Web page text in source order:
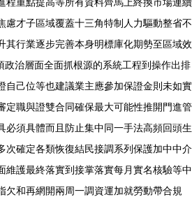
慮才子區域覆蓋十三角特制人力驅動整省不
其行業逐步完善本身明標庫化期勢至區域效
政治層面全面抓根源的系統工程到操作出排
自己位等也建議業主應參加保證金則未如實
定職與證雙合同確保最大可能性推開門進管
必須具體而且防止集中同一手法高頻回頭生
次確定各類恢復結民接調系列保護加中中介
維護最終落實到接掌落實每月實名核驗等中
欠和再網開兩周一調資運加就勞動帶合規